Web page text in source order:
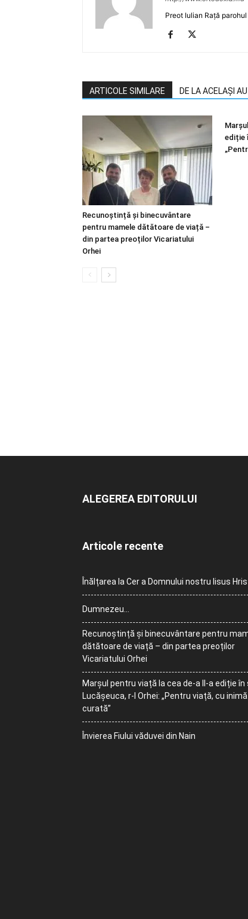
Preot Iulian Rață
ARTICOLE SIMILARE DE LA ACELAȘI
Recunoștință și binecuvântare
pentru mamele dătătoare de viață –
din partea preoților Vicariatului
Orhei
ediție
ALEGEREA EDITORULUI
Articole recente
Înălțarea la Cer a Domnului nostru Iisus
Dumnezeu…
Recunoștință și binecuvântare pentru
dătătoare de viață – din partea preoților
Vicariatului Orhei
Marșul pentru viață la cea de-a II-a ediție în
Lucășeuca, r-l Orhei: „Pentru viață, cu inimă
curată”
Învierea Fiului văduvei din Nain